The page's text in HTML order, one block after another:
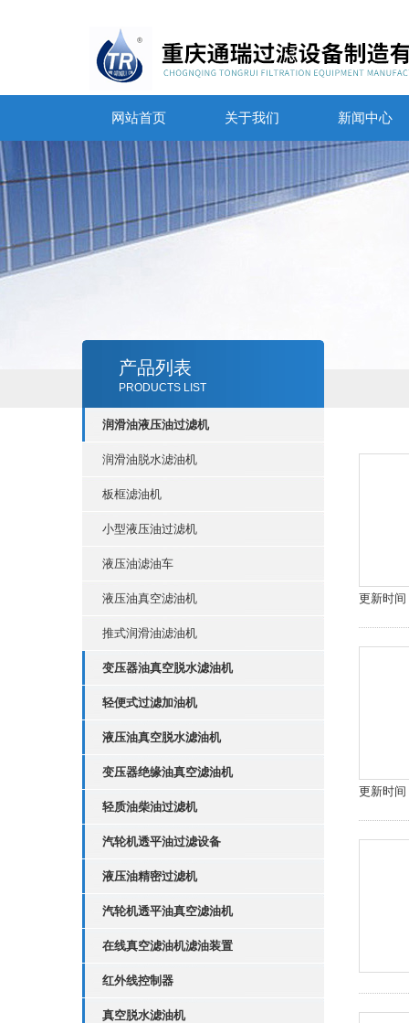
网站首页 关于我们 新闻中心
产品列表
PRODUCTS LIST
润滑油液压油过滤机
润滑油脱水滤油机
板框滤油机
小型液压油过滤机
液压油滤油车
液压油真空滤油机
推式润滑油滤油机
变压器油真空脱水滤油机
轻便式过滤加油机
液压油真空脱水滤油机
变压器绝缘油真空滤油机
轻质油柴油过滤机
汽轮机透平油过滤设备
液压油精密过滤机
汽轮机透平油真空滤油机
在线真空滤油机滤油装置
红外线控制器
真空脱水滤油机
更新时间
更新时间